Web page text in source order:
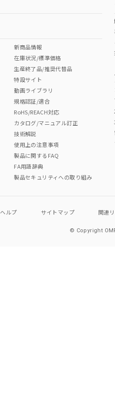
新商品情報
在庫状況/標準価格
生産終了品/推奨代替品
特設サイト
動画ライブラリ
規格認証/適合
RoHS/REACH対応
カタログ/マニュアル訂正
技術解説
使用上の注意事項
製品に関するFAQ
FA用語辞典
製品セキュリティへの取り組み
ヘルプ サイトマップ 関連
© Copyright